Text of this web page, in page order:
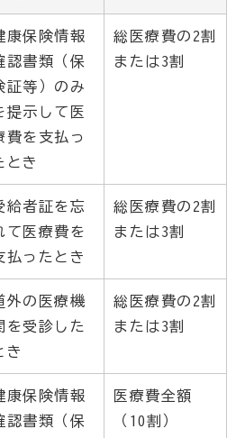
康保険情報
認書類（保
証等）のみ
提示して医
費を支払っ
とき
総医療費の2割
または3割
給者証を忘
て医療費を
払ったとき
総医療費の2割
または3割
外の医療機
を受診した
き
総医療費の2割
または3割
康保険情報
認書類（保
医療費全額
（10割）